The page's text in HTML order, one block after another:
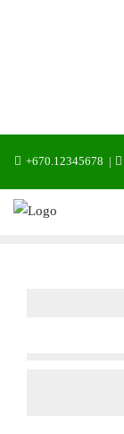
+670.12345678